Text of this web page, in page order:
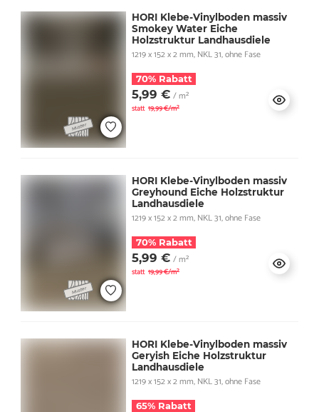
HORI Klebe-Vinylboden massiv
Smokey Water Eiche
Holzstruktur Landhausdiele
1219 x 152 x 2 mm, NKL 31, ohne Fase
70% Rabatt
5,99 € / m²
statt 19,99 €/m²
HORI Klebe-Vinylboden massiv
Greyhound Eiche Holzstruktur
Landhausdiele
1219 x 152 x 2 mm, NKL 31, ohne Fase
70% Rabatt
5,99 € / m²
statt 19,99 €/m²
HORI Klebe-Vinylboden massiv
Geryish Eiche Holzstruktur
Landhausdiele
1219 x 152 x 2 mm, NKL 31, ohne Fase
65% Rabatt